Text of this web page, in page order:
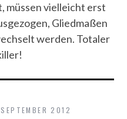
müssen vielleicht erst
Gliedmaßen
werden. Totaler
2012